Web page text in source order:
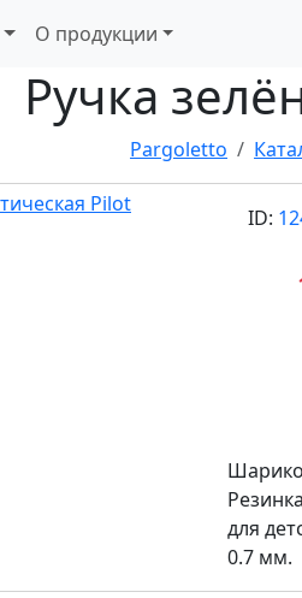
О продукции
Ручка
Pargoletto
ID:
для
0.7 мм.